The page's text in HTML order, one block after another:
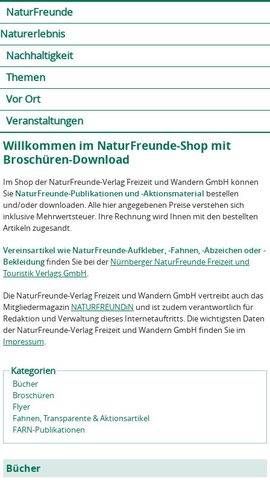
NaturFreunde
Naturerlebnis
Nachhaltigkeit
Themen
Vor Ort
Veranstaltungen
Willkommen im NaturFreunde-Shop mit
Broschüren-Download
Im Shop der NaturFreunde-Verlag Freizeit und Wandern GmbH können
Sie NaturFreunde-Publikationen und -Aktionsmaterial bestellen
und/oder downloaden. Alle hier angegebenen Preise verstehen sich
inklusive Mehrwertsteuer. Ihre Rechnung wird Ihnen mit den bestellten
Artikeln zugesandt.
Vereinsartikel wie NaturFreunde-Aufkleber, -Fahnen, -Abzeichen oder -
Bekleidungfinden Sie bei der Nürnberger NaturFreunde Freizeit und
Touristik Verlags GmbH.
Die NaturFreunde-Verlag Freizeit und Wandern GmbH vertreibt auch das
Mitgliedermagazin NATURFREUNDiN und ist zudem verantwortlich für
Redaktion und Verwaltung dieses Internetauftritts. Die wichtigsten Daten
der NaturFreunde-Verlag Freizeit und Wandern GmbH finden Sie im
Impressum.
Kategorien
Bücher
Broschüren
Flyer
Fahnen, Transparente & Aktionsartikel
FARN-Publikationen
Bücher